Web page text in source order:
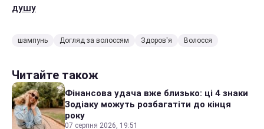
душу
шампунь Догляд за волоссям Здоров'я Волосся
Читайте також
Фінансова удача вже близько: ці 4 знаки
Зодіаку можуть розбагатіти до кінця
року
07 серпня 2026, 19:51